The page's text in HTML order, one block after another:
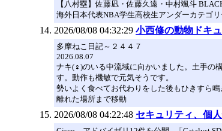
【八村塁】佐藤凪・佐藤久遠・中村颯斗
海外日本代表NBA学生高校生アンダーカテゴリ
2026/08/08 04:32:29 小西修の動物ドキ
多摩ねこ日記～２４４７
2026.08.07
ナキ(♀)のいる中流域に向かいました。土手の
す。動作も機敏で元気そうです。
勢いよく食べてお代わりをした後もひきすら
離れた場所まで移動
2026/08/08 04:22:48 セキュリティ、個